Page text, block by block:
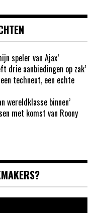
speler van Ajax’
drie aanbiedingen op zak’
techneut, een echte
wereldklasse binnen’
met komst van Roony